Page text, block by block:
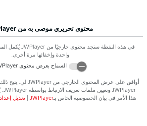
محتوى تحريري موصى به من
في هذه النقطة ستجد محتوى خارجيًا منJWPlayer يُكمل
واحدة وإخفائها مرة أخرى.
السماح بعرض محتوى
أوافق على عرض المحتوى الخارجي منJWPlayer لي. يتيح
JWPlayer وتعيين ملفات تعريف الارتباط بواسطةJWPlayer
.
هذا الأمر في بيان الخصوصية الخاص بـJWPlayer تعديل